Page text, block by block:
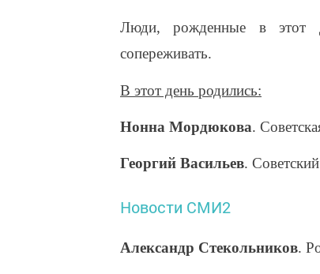
Люди, рожденные в этот
сопереживать.
В этот день родились:
Нонна Мордюкова.
Георгий Васильев.
Новости СМИ2
Александр Стекольников.